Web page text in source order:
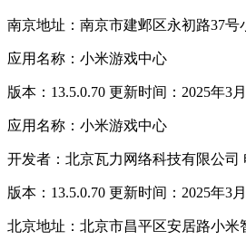
南京地址：南京市建邺区永初路37号
应用名称：小米游戏中心
版本：13.5.0.70 更新时间：2025年3
应用名称：小米游戏中心
开发者：北京瓦力网络科技有限公司
版本：13.5.0.70 更新时间：2025年3
北京地址：北京市昌平区安居路小米